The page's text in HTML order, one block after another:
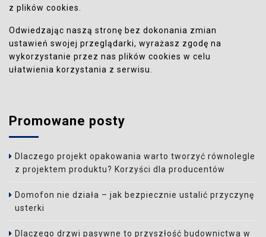
z plików cookies.
Odwiedzając naszą stronę bez dokonania zmian
ustawień swojej przeglądarki, wyrażasz zgodę na
wykorzystanie przez nas plików cookies w celu
ułatwienia korzystania z serwisu.
Promowane posty
Dlaczego projekt opakowania warto tworzyć równolegle
z projektem produktu? Korzyści dla producentów
Domofon nie działa – jak bezpiecznie ustalić przyczynę
usterki
Dlaczego drzwi pasywne to przyszłość budownictwa w